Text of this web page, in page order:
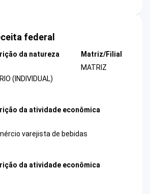
federal
da natureza
(INDIVIDUAL)
Matriz/Filial
MATRIZ
da atividade econômica
varejista de bebidas
da atividade econômica